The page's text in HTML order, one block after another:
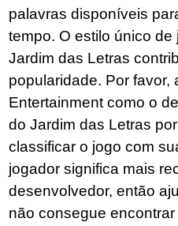
palavras disponíveis
tempo. O estilo único
Jardim das Letras
popularidade. Por favor,
Entertainment como o
do Jardim das Letras
classificar o jogo com
jogador significa mais
desenvolvedor, então
não consegue